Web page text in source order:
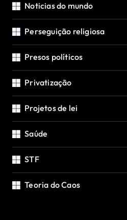
Noticias do mundo
Perseguição religiosa
Presos políticos
Privatização
Projetos de lei
Saúde
STF
Teoria do Caos